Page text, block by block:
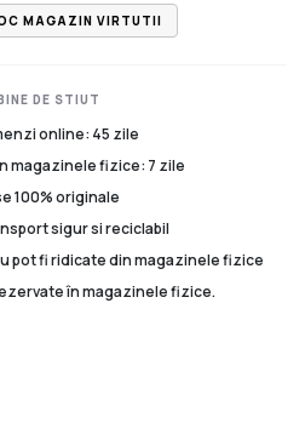
MAGAZIN VIRTUTII
DE STIUT
online: 45 zile
magazinele fizice: 7 zile
100% originale
sigur si reciclabil
pot fi ridicate din magazinele fizice
în magazinele fizice.